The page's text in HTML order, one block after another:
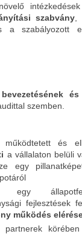
szabvány
a szabályozott
szemben.
működtetett és
a vállalaton belüli
egy
egy
fejlesztések
működés
partnerek körében